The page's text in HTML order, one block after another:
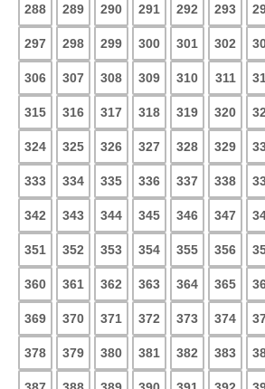
288 289 290 291 292 293
297 298 299 300 301 302
306 307 308 309 310 311
315 316 317 318 319 320
324 325 326 327 328 329
333 334 335 336 337 338
342 343 344 345 346 347
351 352 353 354 355 356
360 361 362 363 364 365
369 370 371 372 373 374
378 379 380 381 382 383